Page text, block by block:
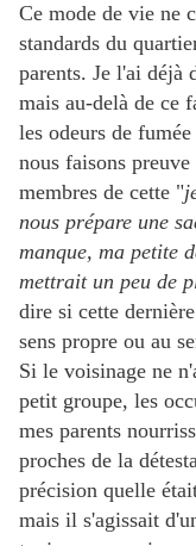
Ce mode de vie ne
standards du
parents. Je l'ai déjà
mais au-delà de ce
les odeurs de
nous faisons
membres de cette "
nous prépare une
manque, ma petite
mettrait un peu de
dire si cette
sens propre ou au
Si le voisinage ne
petit groupe, les
mes parents
proches de la
précision quelle
mais il s'agissait